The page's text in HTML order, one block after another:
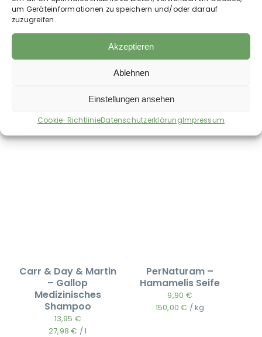
um Geräteinformationen zu speichern und/oder darauf
zuzugreifen.
Akzeptieren
Ablehnen
Einstellungen ansehen
Cookie-RichtlinieDatenschutzerklärungImpressum
Je nach Bedarf zunächst täglich anwenden. Nach
Verbesserung der Hautpartien 2–3-mal pro
Woche, anschließend zur unterstützenden Pflege
Auch im Shop erhältlich:
Carr & Day & Martin
– Gallop
Medizinisches
Shampoo
13,95 €
27,98€ /l
PerNaturam –
Hamamelis Seife
9,90 €
150,00€ /kg